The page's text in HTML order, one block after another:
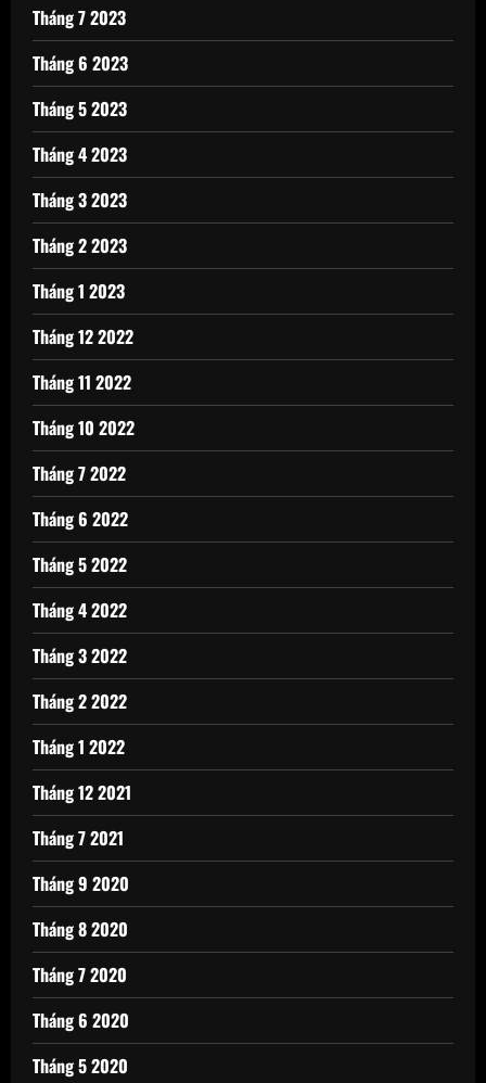
Tháng 7 2023
Tháng 6 2023
Tháng 5 2023
Tháng 4 2023
Tháng 3 2023
Tháng 2 2023
Tháng 1 2023
Tháng 12 2022
Tháng 11 2022
Tháng 10 2022
Tháng 7 2022
Tháng 6 2022
Tháng 5 2022
Tháng 4 2022
Tháng 3 2022
Tháng 2 2022
Tháng 1 2022
Tháng 12 2021
Tháng 7 2021
Tháng 9 2020
Tháng 8 2020
Tháng 7 2020
Tháng 6 2020
Tháng 5 2020